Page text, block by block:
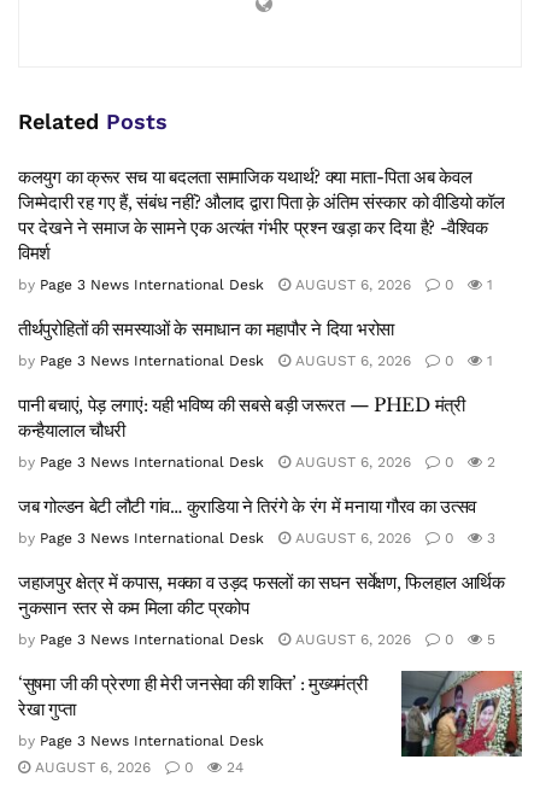
Related Posts
कलयुग का क्रूर सच या बदलता सामाजिक यथार्थ? क्या माता-पिता अब केवल
जिम्मेदारी रह गए हैं, संबंध नहीं? औलाद द्वारा पिता क़े अंतिम संस्कार को वीडियो कॉल
पर देखने ने समाज के सामने एक अत्यंत गंभीर प्रश्न खड़ा कर दिया है? -वैश्विक
विमर्श
by Page 3 News International Desk AUGUST 6, 2026 0 1
तीर्थपुरोहितों की समस्याओं के समाधान का महापौर ने दिया भरोसा
by Page 3 News International Desk AUGUST 6, 2026 0 1
पानी बचाएं, पेड़ लगाएं: यही भविष्य की सबसे बड़ी जरूरत — PHED मंत्री
कन्हैयालाल चौधरी
by Page 3 News International Desk AUGUST 6, 2026 0 2
जब गोल्डन बेटी लौटी गांव… कुराडिया ने तिरंगे के रंग में मनाया गौरव का उत्सव
by Page 3 News International Desk AUGUST 6, 2026 0 3
जहाजपुर क्षेत्र में कपास, मक्का व उड़द फसलों का सघन सर्वेक्षण, फिलहाल आर्थिक
नुकसान स्तर से कम मिला कीट प्रकोप
by Page 3 News International Desk AUGUST 6, 2026 0 5
‘सुषमा जी की प्रेरणा ही मेरी जनसेवा की शक्ति’ : मुख्यमंत्री
रेखा गुप्ता
by Page 3 News International Desk
AUGUST 6, 2026
0 24